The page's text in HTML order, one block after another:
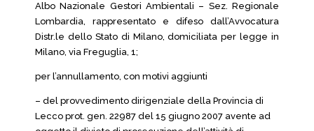
Albo Nazionale Gestori Ambientali – Sez. Regionale
Lombardia, rappresentato e difeso dall’Avvocatura
Distr.le dello Stato di Milano, domiciliata per legge in
Milano, via Freguglia, 1;
per l’annullamento, con motivi aggiunti
– del provvedimento dirigenziale della Provincia di
Lecco prot. gen. 22987 del 15 giugno 2007 avente ad